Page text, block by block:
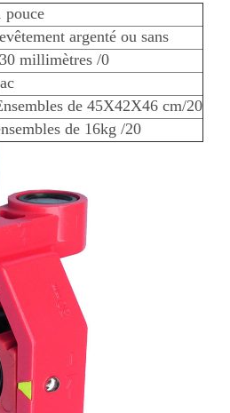
pouce
argenté ou sans
millimètres /0
de 45X42X46 cm/20
de 16kg /20